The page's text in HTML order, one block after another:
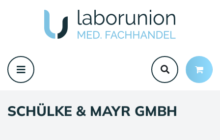
SCHÜLKE & MAYR GMBH